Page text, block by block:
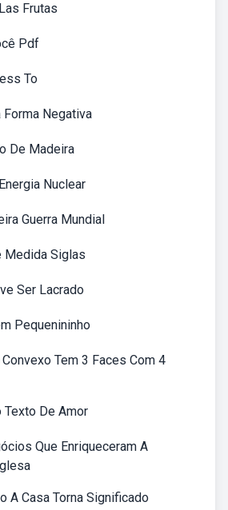
Frutas
Pdf
To
Forma Negativa
De Madeira
Nuclear
Guerra Mundial
Medida Siglas
Ser Lacrado
Pequenininho
Tem 3 Faces Com 4
Texto De Amor
Que Enriqueceram A
A Casa Torna Significado